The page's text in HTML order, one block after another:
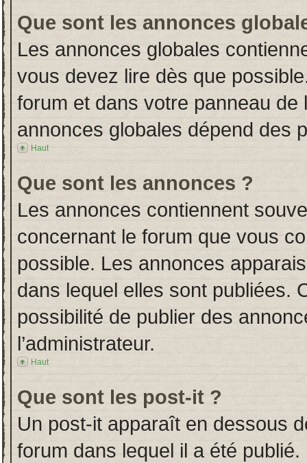
Que sont les annonces
Les annonces globales
vous devez lire dès que
forum et dans votre panneau de
annonces globales dépend des
Haut
Que sont les annonces ?
Les annonces contiennent
concernant le forum que vous
possible. Les annonces
dans lequel elles sont publiées.
possibilité de publier des
l’administrateur.
Haut
Que sont les post-it ?
Un post-it apparaît en dessous
forum dans lequel il a été